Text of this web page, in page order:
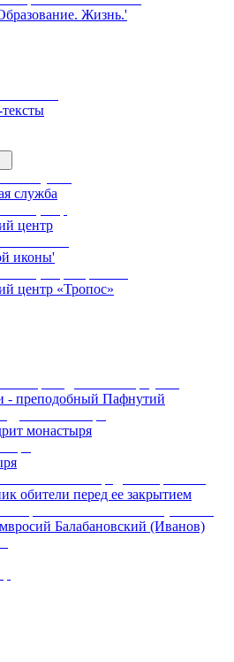
Жизнь.'
служба
центр
иконы'
центр «Тропос»
- преподобный Пафнутий
монастыря
обители перед ее закрытием
Балабановский (Иванов)